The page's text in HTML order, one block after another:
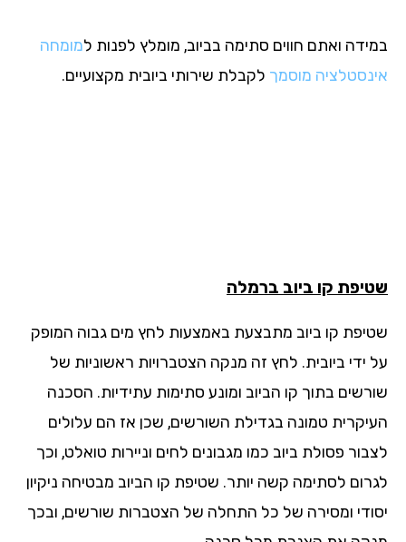
ואתם חווים סתימה בביוב, מומלץ לפנות למומחה
מוסמךלקבלת שירותי ביובית מקצועיים.
קו ביוב ברמלה
קו ביוב מתבצעת באמצעות לחץ מים גבוה המופק
ידי ביובית. לחץ זה מנקה הצטברויות ראשוניות של
בתוך קו הביוב ומונע סתימות עתידיות. הסכנה
טמונה בגדילת השורשים, שכן אז הם עלולים
פסולת ביוב כמו מגבונים לחים וניירות טואלט, וכך
לסתימה קשה יותר. שטיפת קו הביוב מבטיחה ניקיון
ומסירה של כל התחלה של הצטברות שורשים, ובכך